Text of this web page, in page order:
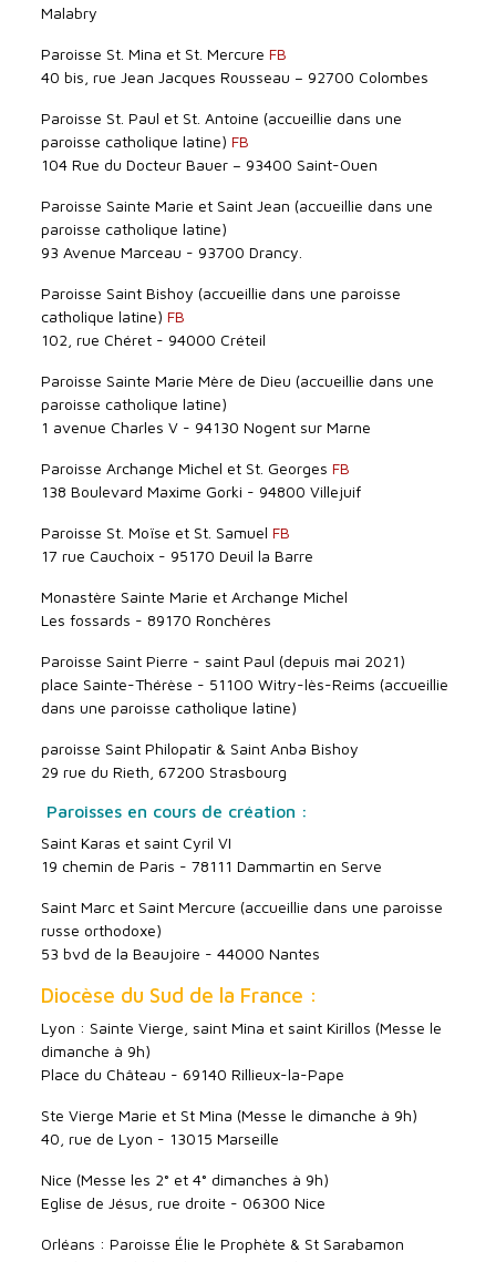
Malabry
Paroisse St. Mina et St. MercureFB
40 bis, rue Jean Jacques Rousseau – 92700 Colombes
Paroisse St. Paul et St. Antoine (accueillie dans une
paroisse catholique latine)FB
104 Rue du Docteur Bauer – 93400 Saint-Ouen
Paroisse Sainte Marie et Saint Jean (accueillie dans une
paroisse catholique latine)
93 Avenue Marceau - 93700 Drancy.
Paroisse Saint Bishoy (accueillie dans une paroisse
catholique latine)FB
102, rue Chéret - 94000 Créteil
Paroisse Sainte Marie Mère de Dieu (accueillie dans une
paroisse catholique latine)
1 avenue Charles V - 94130 Nogent sur Marne
Paroisse Archange Michel et St. GeorgesFB
138 Boulevard Maxime Gorki - 94800 Villejuif
Paroisse St. Moïse et St. SamuelFB
17 rue Cauchoix - 95170 Deuil la Barre
Monastère Sainte Marie et Archange Michel
Les fossards - 89170 Ronchères
Paroisse Saint Pierre - saint Paul (depuis mai 2021)
place Sainte-Thérèse - 51100 Witry-lès-Reims (accueillie
dans une paroisse catholique latine)
paroisse Saint Philopatir & Saint Anba Bishoy
29 rue du Rieth, 67200 Strasbourg
Paroisses en cours de création :
Saint Karas et saint Cyril VI
19 chemin de Paris - 78111 Dammartin en Serve
Saint Marc et Saint Mercure (accueillie dans une paroisse
russe orthodoxe)
53 bvd de la Beaujoire - 44000 Nantes
Diocèse du Sud de la France :
Lyon : Sainte Vierge, saint Mina et saint Kirillos (Messe le
dimanche à 9h)
Place du Château - 69140 Rillieux-la-Pape
Ste Vierge Marie et St Mina (Messe le dimanche à 9h)
40, rue de Lyon - 13015 Marseille
Nice (Messe les 2° et 4° dimanches à 9h)
Eglise de Jésus, rue droite - 06300 Nice
Orléans : Paroisse Élie le Prophète & St Sarabamon